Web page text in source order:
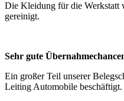
Die Kleidung für die Werkstatt
gereinigt.
Sehr gute
Ein großer Teil unserer
Leiting Automobile beschäftigt.